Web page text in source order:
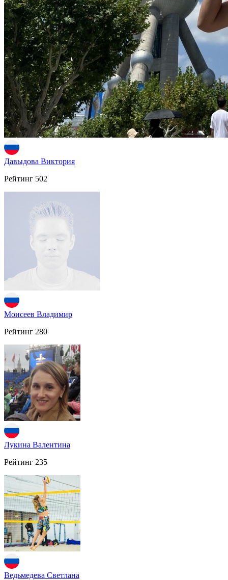
Давыдова Виктория
Рейтинг 502
Моисеев Владимир
Рейтинг 280
Лукина Валентина
Рейтинг 235
Ведьмедева Светлана